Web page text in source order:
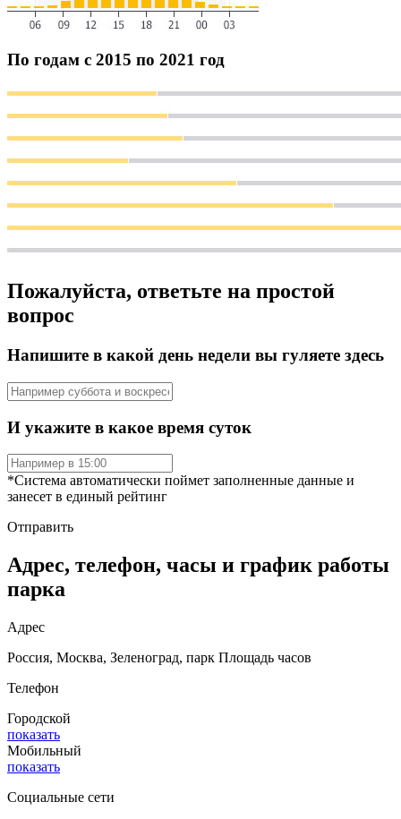
По годам с 2015 по 2021 год
Пожалуйста, ответьте на простой
вопрос
Напишите в какой день недели вы гуляете здесь
И укажите в какое время суток
*Система автоматически поймет заполненные данные и
занесет в единый рейтинг
Отправить
Адрес, телефон, часы и график работы
парка
Адрес
Россия, Москва, Зеленоград, парк Площадь часов
Телефон
Городской
показать
Мобильный
показать
Социальные сети